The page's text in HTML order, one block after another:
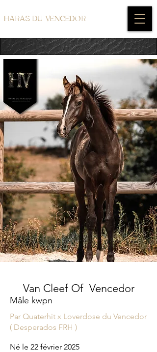
HARAS DU VENCEDOR
Van Cleef Of Vencedor
Mâle kwpn
Par Quaterhit x Loverdose du Vencedor
( Desperados FRH )
​Né le 22 février 2025